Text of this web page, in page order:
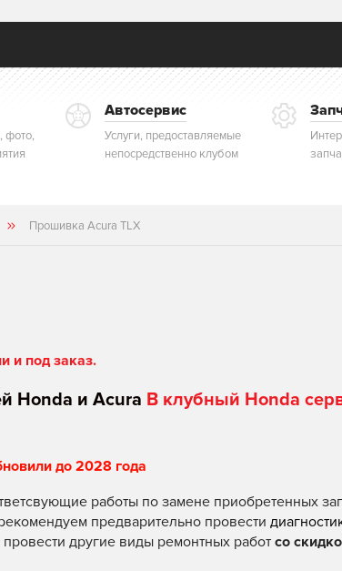
фото,
Автосервис
Услуги, предоставляемые
непосредственно клубом
Прошивка Acura TLX
и под заказ.
Honda и Acura В клубный Honda
до 2028 года
работы по замене приобретенных
предварительно провести
другие виды ремонтных работсо